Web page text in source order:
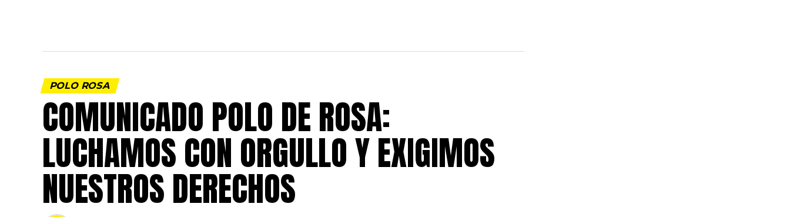
POLO ROSA
COMUNICADO POLO DE ROSA:
LUCHAMOS CON ORGULLO Y EXIGIMOS
NUESTROS DERECHOS